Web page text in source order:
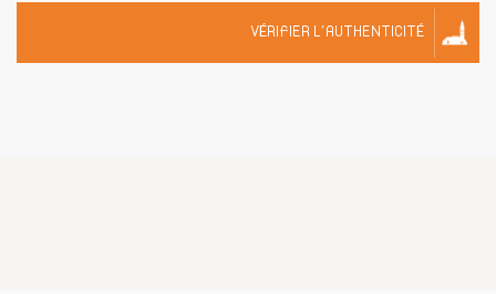
VÉRIFIER L'AUTHENTICITÉ